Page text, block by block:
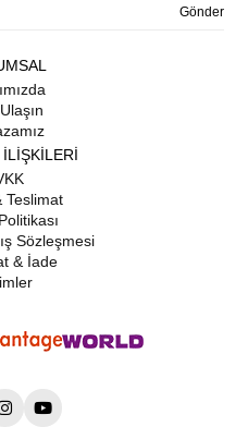
Gönder
Teslimat
Sözleşmesi
& İade